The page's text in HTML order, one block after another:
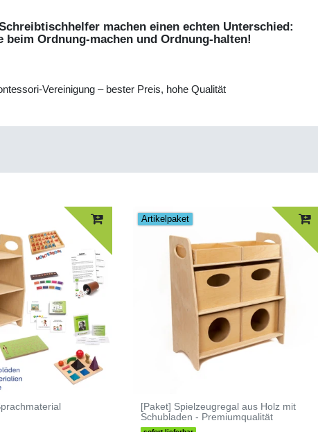
machen einen echten Unterschied:
Ordnung-machen und Ordnung-halten!
Vereinigung – bester Preis, hohe Qualität
Artikelpaket
[Paket] Spielzeugregal aus Holz mit
Schubladen - Premiumqualität